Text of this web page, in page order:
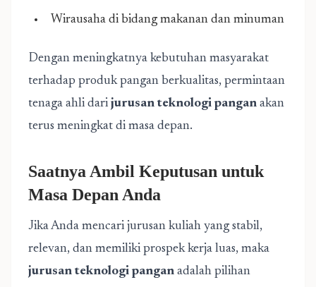
Wirausaha di bidang makanan dan minuman
Dengan meningkatnya kebutuhan masyarakat
terhadap produk pangan berkualitas, permintaan
tenaga ahli dari jurusan teknologi pangan akan
terus meningkat di masa depan.
Saatnya Ambil Keputusan untuk
Masa Depan Anda
Jika Anda mencari jurusan kuliah yang stabil,
relevan, dan memiliki prospek kerja luas, maka
jurusan teknologi pangan adalah pilihan